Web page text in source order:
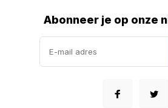
Abonneer je op onze